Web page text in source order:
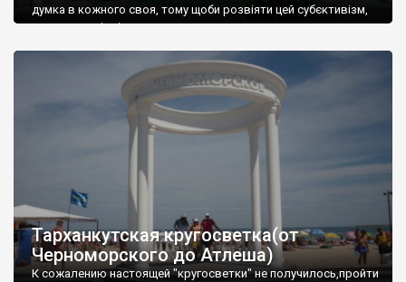
думка в кожного своя, тому щоби розвіяти цей субєктивізм,
запрошую відвідати це
Тарханкутская кругосветка(от
Черноморского до Атлеша)
К сожалению настоящей "кругосветки" не получилось,пройти